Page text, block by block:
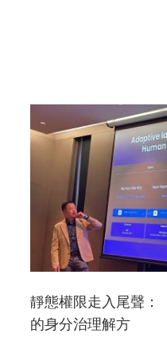
靜態權限走入尾聲：
的身分治理解方